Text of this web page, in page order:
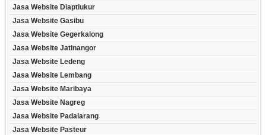
Jasa Website Diaptiukur
Jasa Website Gasibu
Jasa Website Gegerkalong
Jasa Website Jatinangor
Jasa Website Ledeng
Jasa Website Lembang
Jasa Website Maribaya
Jasa Website Nagreg
Jasa Website Padalarang
Jasa Website Pasteur